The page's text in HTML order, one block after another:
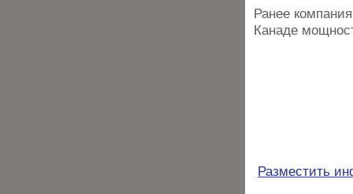
Ранее
Канаде
Разместить